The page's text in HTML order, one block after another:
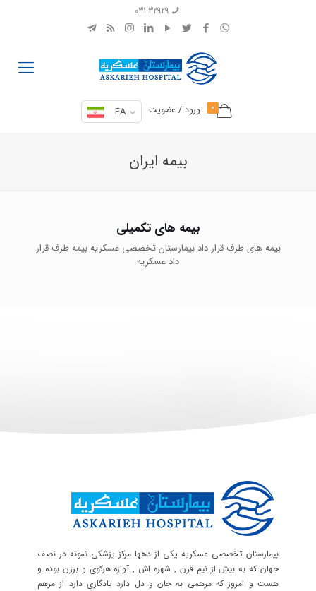
031-32929
0 ورود / عضویت FA
بیمه ایران
بیمه های تکمیلی
بیمه های طرف قرار داد بیمارستان تخصصی عسکریه بیمه طرف قرار
داد عسکریه
بیمارستان تخصصی عسکریه یکی از دهها مرکز پزشکی نمونه در نصف
جهان که به بیش از نیم قرن , شهره اش , آوازه هرکوی و برزن بوده و
هست و امروز که مرهمی به جان و دل دارد یادگاری دارد از مرهم